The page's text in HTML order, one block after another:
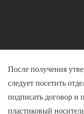
После получения
следует посетить
подписать договор и
пластиковый